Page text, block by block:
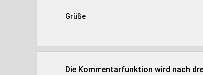
Grüße
Die Kommentarfunktion wird nach